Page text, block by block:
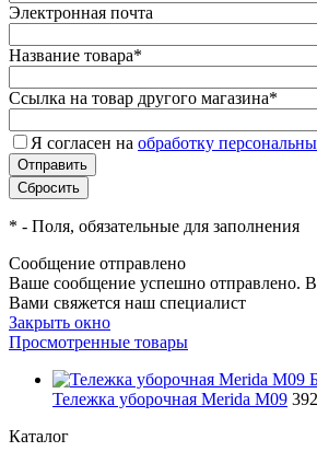
Электронная почта
Название товара*
Ссылка на товар другого магазина*
Я согласен на обработку
* - Поля, обязательные для заполнения
Сообщение отправлено
Ваше сообщение успешно отправлено.
Вами свяжется наш специалист
Закрыть окно
Просмотренные товары
Тележка уборочная Merida M09
Каталог